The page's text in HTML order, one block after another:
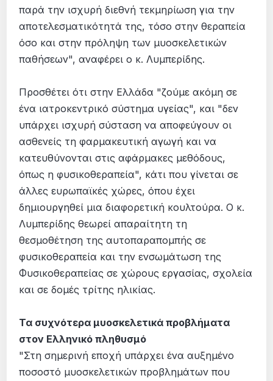
παρά την ισχυρή διεθνή τεκμηρίωση για την
αποτελεσματικότητά της, τόσο στην θεραπεία
όσο και στην πρόληψη των μυοσκελετικών
παθήσεων", αναφέρει ο κ. Λυμπερίδης.
Προσθέτει ότι στην Ελλάδα "ζούμε ακόμη σε
ένα ιατροκεντρικό σύστημα υγείας", και "δεν
υπάρχει ισχυρή σύσταση να αποφεύγουν οι
ασθενείς τη φαρμακευτική αγωγή και να
κατευθύνονται στις αφάρμακες μεθόδους,
όπως η φυσικοθεραπεία", κάτι που γίνεται σε
άλλες ευρωπαϊκές χώρες, όπου έχει
δημιουργηθεί μια διαφορετική κουλτούρα. Ο κ.
Λυμπερίδης θεωρεί απαραίτητη τη
θεσμοθέτηση της αυτοπαραπομπής σε
φυσικοθεραπεία και την ενσωμάτωση της
Φυσικοθεραπείας σε χώρους εργασίας, σχολεία
και σε δομές τρίτης ηλικίας.
Τα συχνότερα μυοσκελετικά προβλήματα
στον Ελληνικό πληθυσμό
"Στη σημερινή εποχή υπάρχει ένα αυξημένο
ποσοστό μυοσκελετικών προβλημάτων που